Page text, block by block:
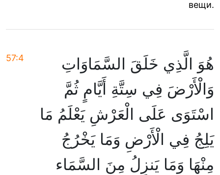
вещи.
57:4
هُوَ الَّذِي خَلَقَ السَّمَاوَاتِ
وَالْأَرْضَ فِي سِتَّةِ أَيَّامٍ ثُمَّ
اسْتَوَى عَلَى الْعَرْشِ يَعْلَمُ مَا
يَلِجُ فِي الْأَرْضِ وَمَا يَخْرُجُ
مِنْهَا وَمَا يَنزِلُ مِنَ السَّمَاء